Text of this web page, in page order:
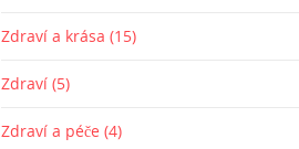
Zdraví a krása (15)
Zdraví (5)
Zdraví a péče (4)